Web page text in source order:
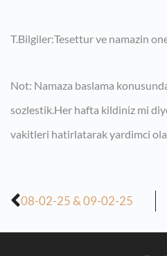
T.Bilgiler:Tesettur ve namazin
Not: Namaza baslama
sozlestik.Her hafta kildiniz mi
vakitleri hatirlatarak yardimci
08-02-25 & 09-02-25